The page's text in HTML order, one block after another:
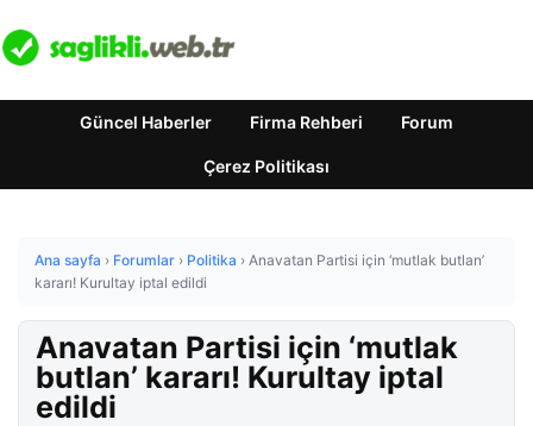
Güncel Haberler Firma Rehberi Forum
Çerez Politikası
Ana sayfa › Forumlar › Politika › Anavatan Partisi için ‘mutlak butlan’
kararı! Kurultay iptal edildi
Anavatan Partisi için ‘mutlak
butlan’ kararı! Kurultay iptal
edildi